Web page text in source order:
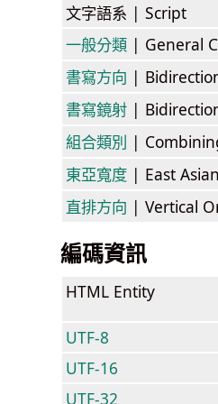
文字語系 | Script
一般分類 | General
書寫方向 |
書寫鏡射 |
組合類別 |
東亞寬度 | East
直排方向 | Vertical
編碼資訊
HTML Entity
UTF-8
UTF-16
UTF-32